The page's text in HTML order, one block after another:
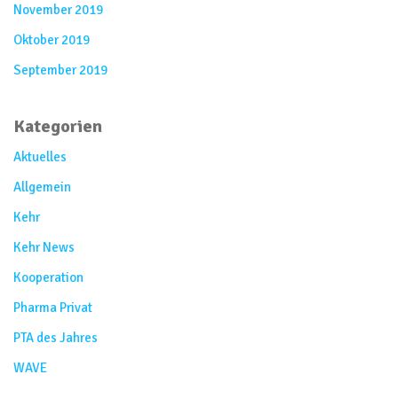
November 2019
Oktober 2019
September 2019
Kategorien
Aktuelles
Allgemein
Kehr
Kehr News
Kooperation
Pharma Privat
PTA des Jahres
WAVE